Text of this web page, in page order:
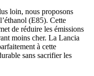
loin, nous proposons
(E85). Cette
de réduire les émissions
moins cher. La Lancia
à cette
sans sacrifier les